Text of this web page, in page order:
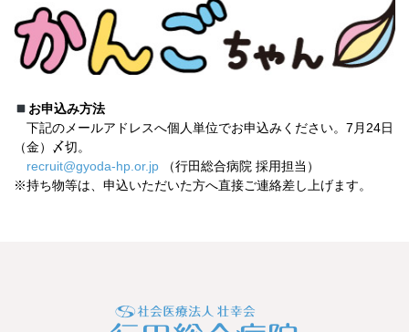
お申込み方法
下記のメールアドレスへ個人単位でお申込みください。7月24日
（金）〆切。
recruit@gyoda-hp.or.jp （行田総合病院 採用担当）
※持ち物等は、申込いただいた方へ直接ご連絡差し上げます。